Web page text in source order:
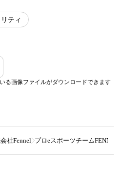
ティ
る画像ファイルがダウンロードできます
社Fennel プロeスポーツチーム